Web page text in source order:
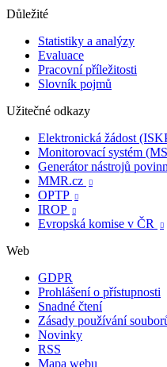
Důležité
Statistiky a analýzy
Evaluace
Pracovní příležitosti
Slovník pojmů
Užitečné odkazy
Elektronická žádost
Monitorovací systém
Generátor nástrojů
MMR.cz 
OPTP 
IROP 
Evropská komise v ČR 
Web
GDPR
Prohlášení o přístupnosti
Snadné čtení
Zásady používání
Novinky
RSS
Mapa webu